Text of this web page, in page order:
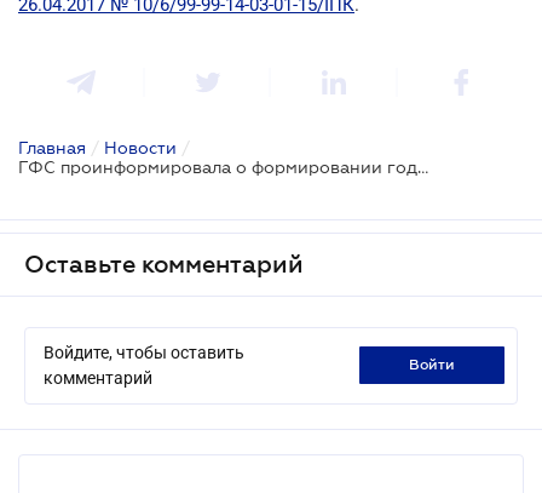
26.04.2017 № 10/6/99-99-14-03-01-15/ІПК.
Главная / Новости /
ГФС проинформировала о формировании годового плана налоговых проверок
Оставьте комментарий
Войдите, чтобы оставить
комментарий
войти